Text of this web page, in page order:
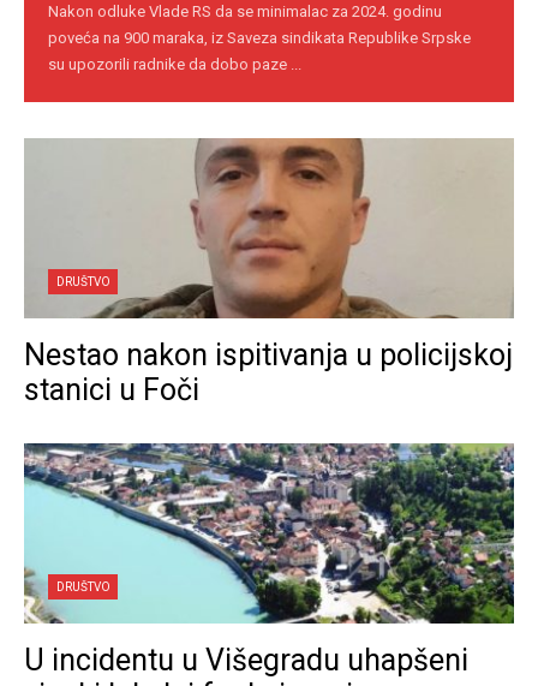
Nakon odluke Vlade RS da se minimalac za 2024. godinu
poveća na 900 maraka, iz Saveza sindikata Republike Srpske
su upozorili radnike da dobo paze ...
DRUŠTVO
Nestao nakon ispitivanja u policijskoj
stanici u Foči
DRUŠTVO
U incidentu u Višegradu uhapšeni